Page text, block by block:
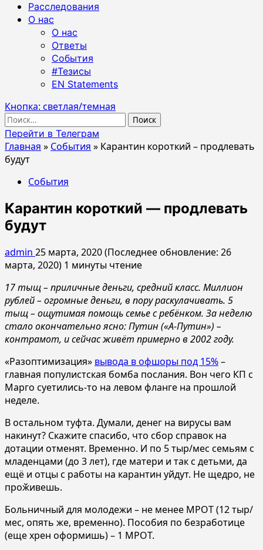
Расследования
О нас
О нас
Ответы
События
#Тезисы
EN Statements
Кнопка: светлая/темная
Найти:
Перейти в Телеграм
Главная » События » Карантин короткий – продлевать
будут
События
Карантин короткий — продлевать
будут
admin 25 марта, 2020 (Последнее обновление: 26
марта, 2020) 1 минуты чтение
17 тыщ – приличные деньги, средний класс. Миллион
рублей – огромные деньги, в пору раскулачивать. 5
тыщ – ощутимая помощь семье с ребёнком. За неделю
стало окончательно ясно: Путин («А-Путин») –
контрамот, и сейчас живёт примерно в 2002 году.
«Разоптимизация» вывода в офшоры под 15%–
главная популистская бомба послания. Вон чего КП с
Марго суетились-то на левом фланге на прошлой
неделе.
В остальном туфта. Думали, денег на вирусы вам
накинут? Скажите спасибо, что сбор справок на
дотации отменят. Временно. И по 5 тыр/мес семьям с
младенцами (до 3 лет), где матери и так с детьми, да
ещё и отцы с работы на карантин уйдут. Не щедро, не
проӂивешь.
Больничный для молодежи – не менее МРОТ (12 тыр/
мес, опять же, временно). Пособия по безработице
(еще хрен оформишь) – 1 МРОТ.